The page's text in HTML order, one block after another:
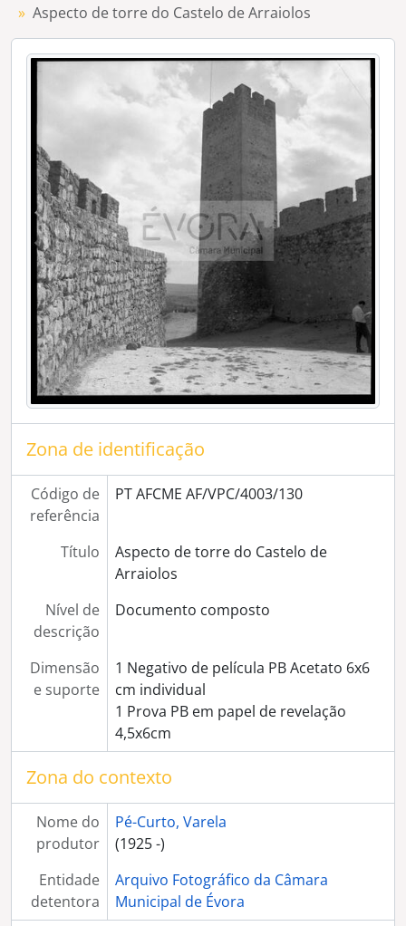
[Documento simples] Rua de Casas em Arraiolos vendo-se ao fundo o castelo
[Documento simples] Aspecto de Rua não identificada
[Documento simples] Aspecto de Rua não identificada
[Série] Pelourinho na Azaruja
[Série] Monumento aos combatentes da grande guerra em Elvas
[Série] Vários aspetos de Viana do Alentejo
[Série] Monumento aos combatentes da Grande Guerra
[Série] Aspecto de Capela e Pelourinho não identificados (arraiolos?)
[Série] Feira de São João e outras feiras e mercados em Évora
[Série] Fonte em Borba
[Série] Diversos aspectos de trabalhos agrícolas em Évora
[Série] Diversas imagens de Vila Viçosa
[Série] Evoramonte
[Série] Palácio de D. Manuel
[Série] Praça do Giraldo
[Série] Convento do Espinheiro e capela de Garcia de Resende
[Série] Sé
[Série] Palácio dos Condes de Basto
[Série] Ruas de Évora
[Série] Palácio dos Duques de Cadaval
[Série] Convento da Cartuxa
[Série] Palácio Barahona
[Série] Tribunal de Évora
[Série] Largo dos Colegiais
[Série] Largo e Fonte das Portas de Moura
[Série] Quinta do Chantre
[Série] Muralhas de Évora
[Série] Colégio do Espirito Santo (Universidade de Évora)
[Série] Largo de São Mamede
[Série] Igreja de São Mamede
[Série] Largo 1º de Maio
[Série] Jardim Público
[Série] Porta Ogival não identificada
[Série] Convento do Calvário
[Série] Solar dos Condes de Soure
[Série] Vistas Gerais de Évora
[Série] Ermida de São Brás
[Série] Convento de São Bento de Cástris
Aspecto de torre do Castelo de Arraiolos
Zona de identificação
Código de
referência
PT AFCME AF/VPC/4003/130
Título
Aspecto de torre do Castelo de
Arraiolos
Nível de
descrição
Documento composto
Dimensão
e suporte
1 Negativo de película PB Acetato 6x6
cm individual
1 Prova PB em papel de revelação
4,5x6cm
Zona do contexto
Nome do
produtor
Pé-Curto, Varela
(1925 -)
Entidade
detentora
Arquivo Fotográfico da Câmara
Municipal de Évora